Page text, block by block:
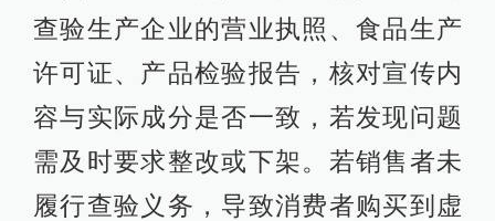
查验生产企业的营业执照、食品生产
许可证、产品检验报告，核对宣传内
容与实际成分是否一致，若发现问题
需及时要求整改或下架。若销售者未
履行查验义务，导致消费者购买到虚